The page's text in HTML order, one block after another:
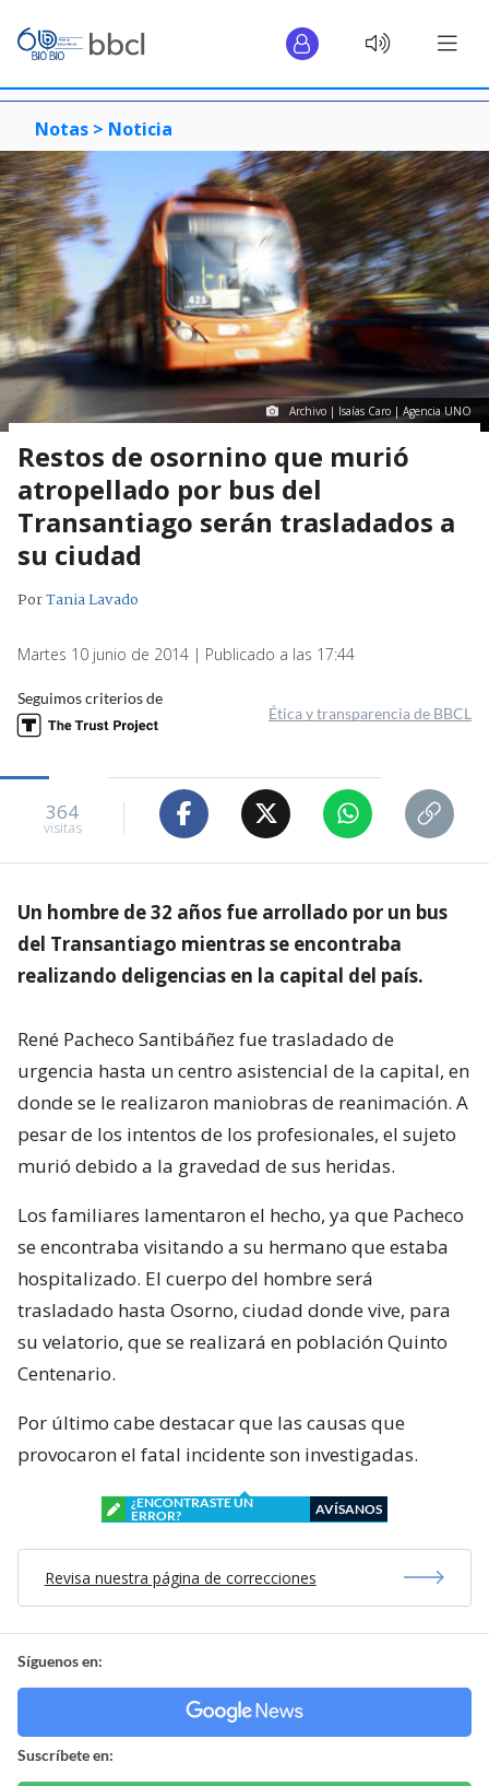
Notas > Noticia
Archivo | Isaías Caro | Agencia UNO
Restos de osornino que murió
atropellado por bus del
Transantiago serán trasladados a
su ciudad
PorTania Lavado
Martes 10 junio de 2014 | Publicado a las 17:44
Seguimos criterios de
Ética y transparencia de BBCL
364
visitas
Un hombre de 32 años fue arrollado por un bus
del Transantiago mientras se encontraba
realizando deligencias en la capital del país.
René Pacheco Santibáñez fue trasladado de
urgencia hasta un centro asistencial de la capital, en
donde se le realizaron maniobras de reanimación. A
pesar de los intentos de los profesionales, el sujeto
murió debido a la gravedad de sus heridas.
Los familiares lamentaron el hecho, ya que Pacheco
se encontraba visitando a su hermano que estaba
hospitalizado. El cuerpo del hombre será
trasladado hasta Osorno, ciudad donde vive, para
su velatorio, que se realizará en población Quinto
Centenario.
Por último cabe destacar que las causas que
provocaron el fatal incidente son investigadas.
¿ENCONTRASTE UN
ERROR?
AVÍSANOS
Revisa nuestra página de correcciones
Síguenos en:
Suscríbete en: